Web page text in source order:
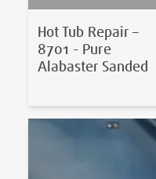
Hot Tub Repair –
8701 - Pure
Alabaster Sanded